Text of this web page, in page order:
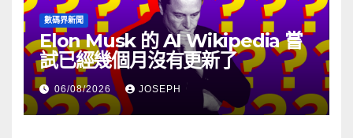
數碼界新聞
Elon Musk 的 AI Wikipedia 嘗
試已經幾個月沒有更新了
06/08/2026 JOSEPH